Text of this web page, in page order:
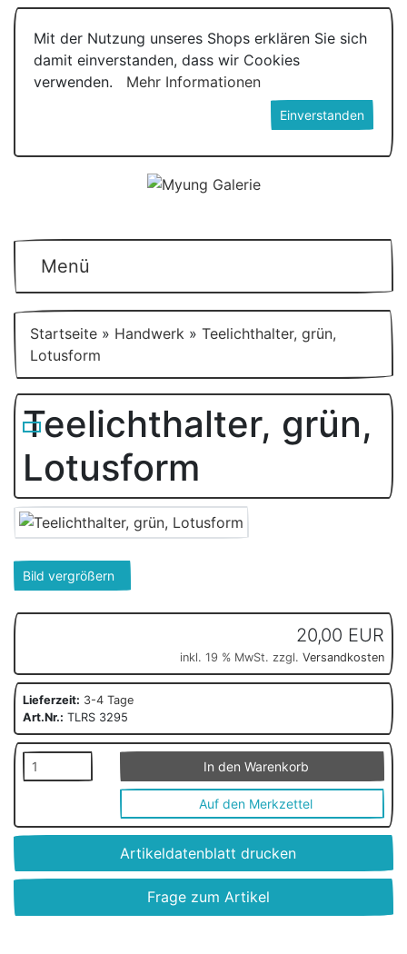
Mit der Nutzung unseres Shops erklären Sie sich
damit einverstanden, dass wir Cookies
verwenden.
Mehr Informationen
Einverstanden
Menü
Startseite » Handwerk » Teelichthalter, grün,
Lotusform
Teelichthalter, grün,
Lotusform
Bild vergrößern
20,00 EUR
inkl. 19 % MwSt. zzgl. Versandkosten
Lieferzeit: 3-4 Tage
Art.Nr.: TLRS 3295
In den Warenkorb
Auf den Merkzettel
Artikeldatenblatt drucken
Frage zum Artikel